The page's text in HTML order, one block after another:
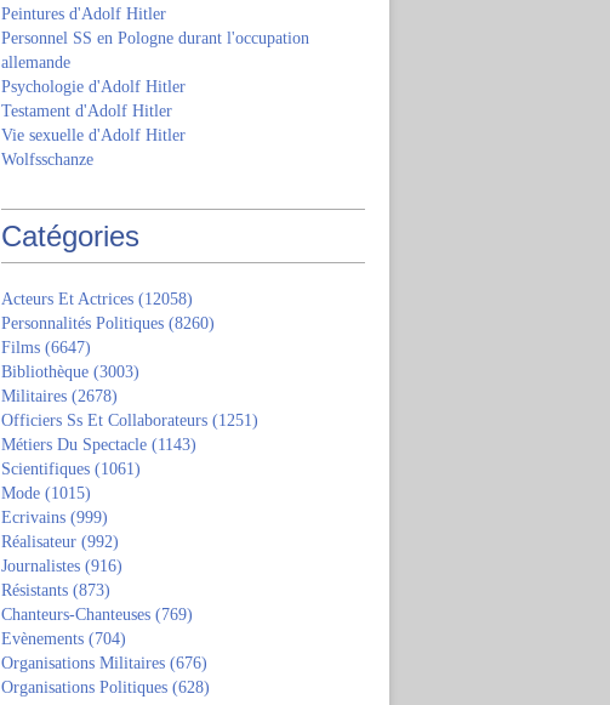
Peintures d'Adolf Hitler
Personnel SS en Pologne durant l'occupation
allemande
Psychologie d'Adolf Hitler
Testament d'Adolf Hitler
Vie sexuelle d'Adolf Hitler
Wolfsschanze
Catégories
Acteurs Et Actrices (12058)
Personnalités Politiques (8260)
Films (6647)
Bibliothèque (3003)
Militaires (2678)
Officiers Ss Et Collaborateurs (1251)
Métiers Du Spectacle (1143)
Scientifiques (1061)
Mode (1015)
Ecrivains (999)
Réalisateur (992)
Journalistes (916)
Résistants (873)
Chanteurs-Chanteuses (769)
Evènements (704)
Organisations Militaires (676)
Organisations Politiques (628)